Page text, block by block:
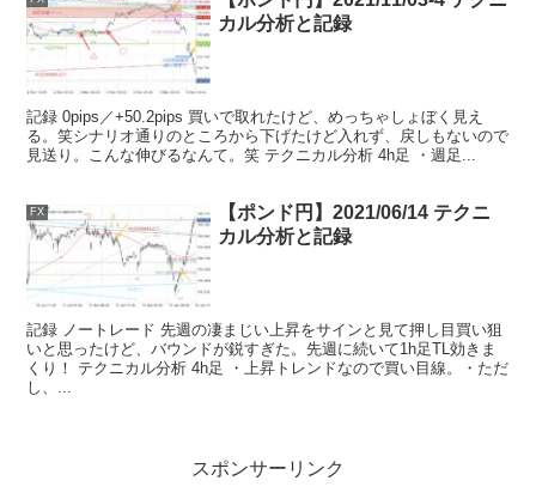
カル分析と記録
記録 0pips／+50.2pips 買いで取れたけど、めっちゃしょぼく見え
る。笑シナリオ通りのところから下げたけど入れず、戻しもないので
見送り。こんな伸びるなんて。笑 テクニカル分析 4h足 ・週足...
FX
【ポンド円】2021/06/14 テクニ
カル分析と記録
記録 ノートレード 先週の凄まじい上昇をサインと見て押し目買い狙
いと思ったけど、バウンドが鋭すぎた。先週に続いて1h足TL効きま
くり！ テクニカル分析 4h足 ・上昇トレンドなので買い目線。・ただ
し、...
スポンサーリンク